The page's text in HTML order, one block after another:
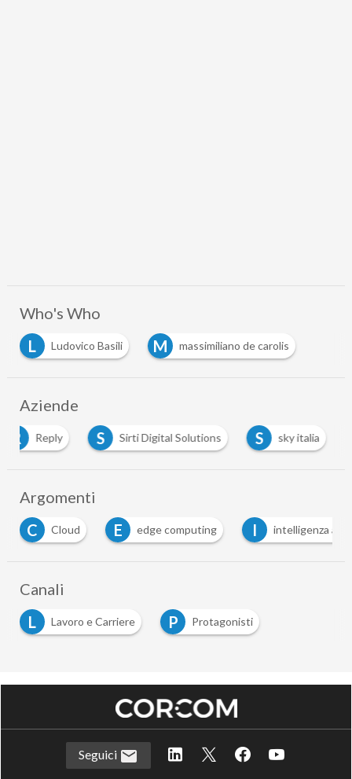
Who's Who
L
Ludovico Basili M massimiliano de carolis
Aziende
R
Reply S Sirti Digital Solutions S sky italia
Argomenti
E
edge computing I intelligenza artificiale I
Canali
L
Lavoro e Carriere P Protagonisti
Seguici